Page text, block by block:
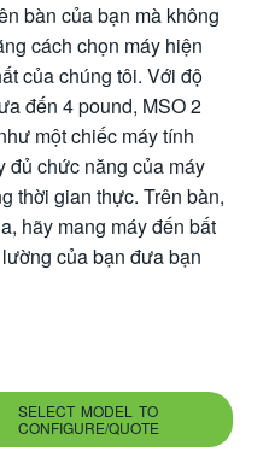
bàn của bạn mà không
cách chọn máy hiện
của chúng tôi. Với độ
đến 4 pound, MSO 2
một chiếc máy tính
đủ chức năng của máy
thời gian thực. Trên bàn,
hãy mang máy đến bất
của bạn đưa bạn
SELECT MODEL TO
CONFIGURE/QUOTE